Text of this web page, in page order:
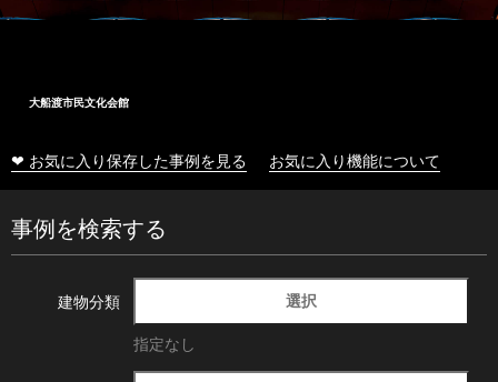
大船渡市民文化会館
❤ お気に入り保存した事例を見る お気に入り機能について
事例を検索する
建物分類 選択
指定なし